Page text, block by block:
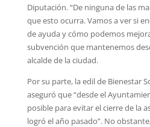
Diputación. “De ninguna de las
que esto ocurra. Vamos a ver si
de ayuda y cómo podemos
subvención que mantenemos
alcalde de la ciudad.
Por su parte, la edil de Bienestar
aseguró que “desde el
posible para evitar el cierre de la
logró el año pasado”. No